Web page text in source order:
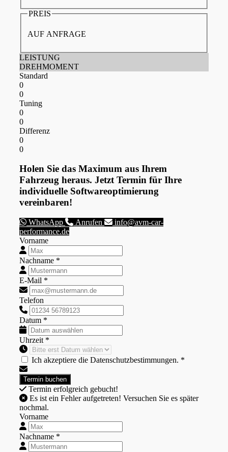
PREIS
AUF ANFRAGE
LEISTUNG
DREHMOMENT
Standard
0
0
Tuning
0
0
Differenz
0
0
Holen Sie das Maximum aus Ihrem
Fahrzeug heraus. Jetzt Termin für Ihre
individuelle Softwareoptimierung
vereinbaren!
WhatsApp Anrufen
info@avm-car-
performance.de
Vorname
Nachname *
E-Mail *
Telefon
Datum *
Uhrzeit *
Ich akzeptiere die Datenschutzbestimmungen. *
Termin erfolgreich gebucht!
nochmal.
Vorname
Nachname *